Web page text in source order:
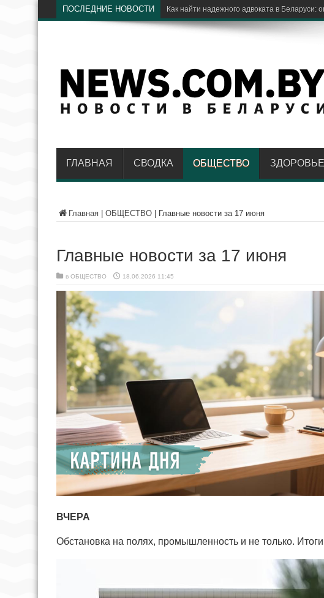
ПОСЛЕДНИЕ НОВОСТИ Электрический транспор
ГЛАВНАЯ СВОДКА ОБЩЕСТВО ЗДОРОВЬЕ
Главная ОБЩЕСТВО Главные новости за 17 июня
Главные новости за 17 июня
в ОБЩЕСТВО 18.06.2026 11:45
ВЧЕРА
Обстановка на полях, промышленность и не только.